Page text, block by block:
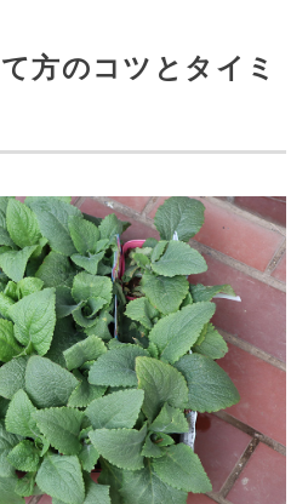
方のコツとタイミ